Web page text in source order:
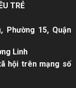
TRẺ
Phường 15, Quận
Linh
hội trên mạng số